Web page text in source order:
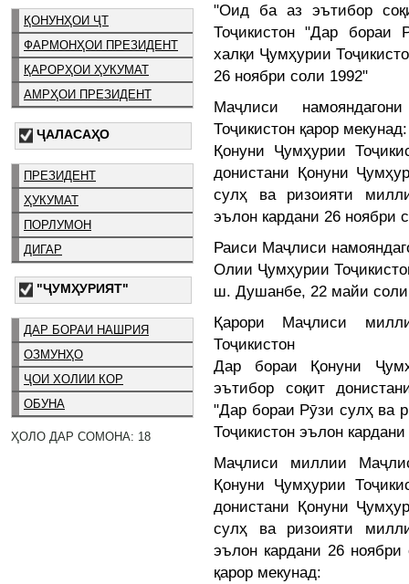
ҚОНУНҲОИ ҶТ
ФАРМОНҲОИ ПРЕЗИДЕНТ
ҚАРОРҲОИ ҲУКУМАТ
АМРҲОИ ПРЕЗИДЕНТ
ҶАЛАСАҲО
ПРЕЗИДЕНТ
ҲУКУМАТ
ПОРЛУМОН
ДИГАР
"ҶУМҲУРИЯТ"
ДАР БОРАИ НАШРИЯ
ОЗМУНҲО
ҶОИ ХОЛИИ КОР
ОБУНА
ҲОЛО ДАР СОМОНА: 18
"Оид ба аз эътибор
Тоҷикистон "Дар бораи
халқи Ҷумҳурии
26 ноябри соли 1992"
Маҷлиси
Тоҷикистон қарор мекунад:
Қонуни Ҷумҳурии
донистани Қонуни
сулҳ ва ризоияти
эълон кардани 26 ноябри
Раиси Маҷлиси
Олии Ҷумҳурии
ш. Душанбе, 22 майи
Қарори Маҷлиси
Тоҷикистон
Дар бораи Қонуни
эътибор соқит
"Дар бораи Рӯзи сулҳ ва
Тоҷикистон эълон
Маҷлиси миллии
Қонуни Ҷумҳурии
донистани Қонуни
сулҳ ва ризоияти
эълон кардани 26
қарор мекунад: